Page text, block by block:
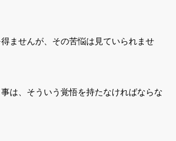
ませんが、その苦悩は見ていられませ
は、そういう覚悟を持たなければならな